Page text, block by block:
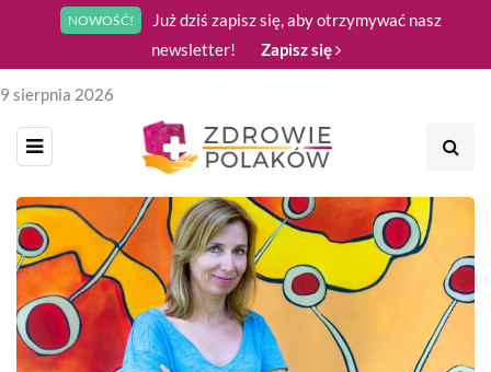
NOWOŚĆ!
Już dziś zapisz się, aby otrzymywać nasz
newsletter!
Zapisz się
9 sierpnia 2026